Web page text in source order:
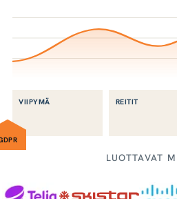
VIIPYMÄ REITIT
LUOTTAVAT